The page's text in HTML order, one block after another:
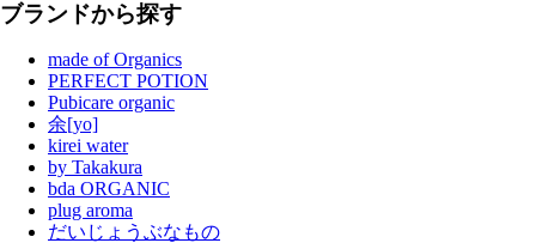
ブランドから探す
made of Organics
PERFECT POTION
Pubicare organic
余[yo]
kirei water
by Takakura
bda ORGANIC
plug aroma
だいじょうぶなもの